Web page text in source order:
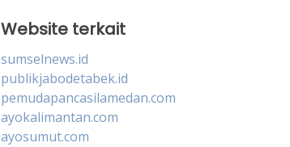
Website terkait
sumselnews.id
publikjabodetabek.id
pemudapancasilamedan.com
ayokalimantan.com
ayosumut.com